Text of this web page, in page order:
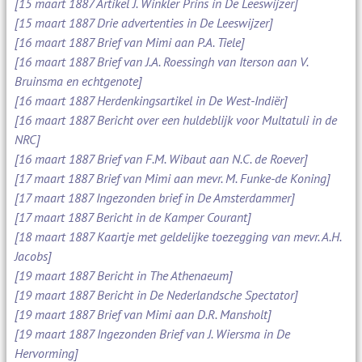
[15 maart 1887 Drie advertenties in De Leeswijzer]
[16 maart 1887 Brief van Mimi aan P.A. Tiele]
[16 maart 1887 Brief van J.A. Roessingh van Iterson aan V.
Bruinsma en echtgenote]
[16 maart 1887 Herdenkingsartikel in De West-Indiër]
[16 maart 1887 Bericht over een huldeblijk voor Multatuli in de
NRC]
[16 maart 1887 Brief van F.M. Wibaut aan N.C. de Roever]
[17 maart 1887 Brief van Mimi aan mevr. M. Funke-de Koning]
[17 maart 1887 Ingezonden brief in De Amsterdammer]
[17 maart 1887 Bericht in de Kamper Courant]
[18 maart 1887 Kaartje met geldelijke toezegging van mevr. A.H.
Jacobs]
[19 maart 1887 Bericht in The Athenaeum]
[19 maart 1887 Bericht in De Nederlandsche Spectator]
[19 maart 1887 Brief van Mimi aan D.R. Mansholt]
[19 maart 1887 Ingezonden Brief van J. Wiersma in De
Hervorming]